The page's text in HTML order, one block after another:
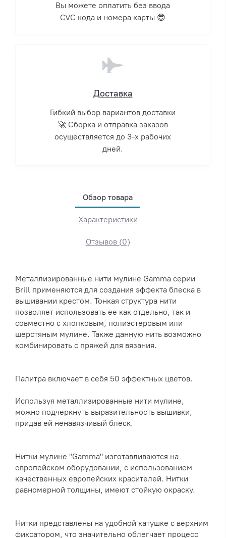
Вы можете оплатить без ввода
CVC кода и номера карты 😎
Доставка
Гибкий выбор вариантов доставки
🚀 Сборка и отправка заказов
осуществляется до 3-х рабочих
дней.
Обзор товара
Характеристики
Отзывов (0)
Металлизированные нити мулине Gamma серии
Brill применяются для создания эффекта блеска в
вышивании крестом. Тонкая структура нити
позволяет использовать ее как отдельно, так и
совместно с хлопковым, полиэстеровым или
шерстяным мулине. Также данную нить возможно
комбинировать с пряжей для вязания.
Палитра включает в себя 50 эффектных цветов.
Используя металлизированные нити мулине,
можно подчеркнуть выразительность вышивки,
придав ей ненавязчивый блеск.
Нитки мулине "Gamma" изготавливаются на
европейском оборудовании, с использованием
качественных европейских красителей. Нитки
равномерной толщины, имеют стойкую окраску.
Нитки представлены на удобной катушке с верхним
фиксатором, что значительно облегчает процесс